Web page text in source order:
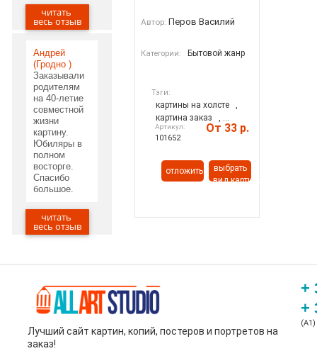
29.05.2020
читать
весь отзыв
Андрей
(Гродно )
Заказывали
родителям
на 40-летие
совместной
жизни
картину.
Юбиляры в
полном
восторге.
Спасибо
большое.
20.05.2020
читать
весь отзыв
Автор: Перов Василий
Категории: Бытовой жанр
Тэги:
картины на холсте
,
картина заказ
, ...
Артикул:
101652
От 33 р.
отложить
выбрать
вид картины
Лучший сайт картин, копий, постеров и портретов на
заказ!
+
+